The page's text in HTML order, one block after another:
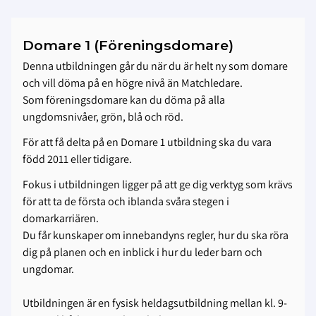
Domare 1 (Föreningsdomare)
Denna utbildningen går du när du är helt ny som domare
och vill döma på en högre nivå än Matchledare.
Som föreningsdomare kan du döma på alla
ungdomsnivåer, grön, blå och röd.
För att få delta på en Domare 1 utbildning ska du vara
född 2011 eller tidigare.
Fokus i utbildningen ligger på att ge dig verktyg som krävs
för att ta de första och iblanda svåra stegen i
domarkarriären.
Du får kunskaper om innebandyns regler, hur du ska röra
dig på planen och en inblick i hur du leder barn och
ungdomar.
Utbildningen är en fysisk heldagsutbildning mellan kl. 9-